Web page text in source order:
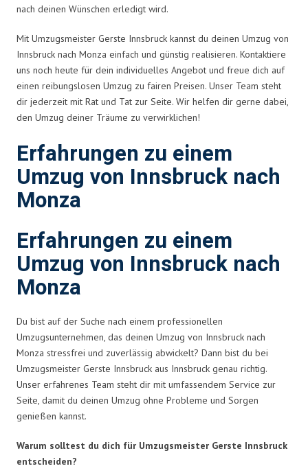
nach deinen Wünschen erledigt wird.
Mit Umzugsmeister Gerste Innsbruck kannst du deinen Umzug von
Innsbruck nach Monza einfach und günstig realisieren. Kontaktiere
uns noch heute für dein individuelles Angebot und freue dich auf
einen reibungslosen Umzug zu fairen Preisen. Unser Team steht
dir jederzeit mit Rat und Tat zur Seite. Wir helfen dir gerne dabei,
den Umzug deiner Träume zu verwirklichen!
Erfahrungen zu einem
Umzug von Innsbruck nach
Monza
Erfahrungen zu einem
Umzug von Innsbruck nach
Monza
Du bist auf der Suche nach einem professionellen
Umzugsunternehmen, das deinen Umzug von Innsbruck nach
Monza stressfrei und zuverlässig abwickelt? Dann bist du bei
Umzugsmeister Gerste Innsbruck aus Innsbruck genau richtig.
Unser erfahrenes Team steht dir mit umfassendem Service zur
Seite, damit du deinen Umzug ohne Probleme und Sorgen
genießen kannst.
Warum solltest du dich für Umzugsmeister Gerste Innsbruck
entscheiden?